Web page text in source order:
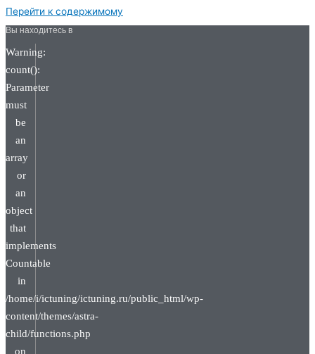
Перейти к содержимому
Вы находитесь в
Warning:
count():
Parameter
must
be
an
array
or
an
object
that
implements
Countable
in
/home/i/ictuning/ictuning.ru/public_html/wp-
content/themes/astra-
child/functions.php
on